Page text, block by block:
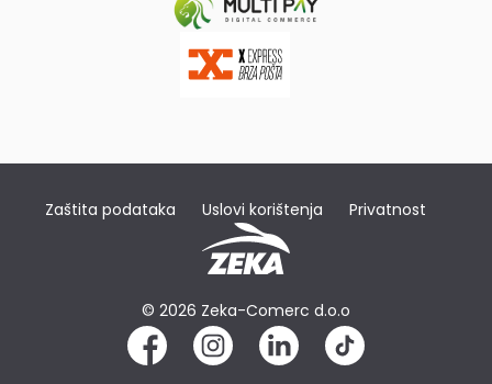
Zaštita podataka Uslovi korištenja Privatnost
© 2026 Zeka-Comerc d.o.o